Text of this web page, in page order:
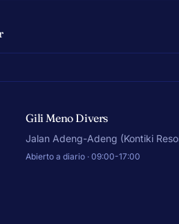
Gili Meno Divers
Jalan Adeng-Adeng (Kontiki
Abierto a diario · 09:00-17:00